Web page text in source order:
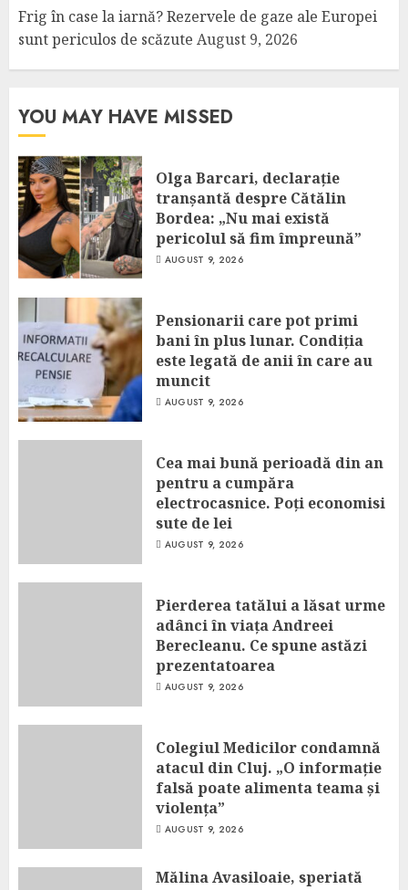
Frig în case la iarnă? Rezervele de gaze ale Europei
sunt periculos de scăzute August 9, 2026
YOU MAY HAVE MISSED
Olga Barcari, declarație
tranșantă despre Cătălin
Bordea: „Nu mai există
pericolul să fim împreună”
AUGUST 9, 2026
Pensionarii care pot primi
bani în plus lunar. Condiția
este legată de anii în care au
muncit
AUGUST 9, 2026
Cea mai bună perioadă din an
pentru a cumpăra
electrocasnice. Poți economisi
sute de lei
AUGUST 9, 2026
Pierderea tatălui a lăsat urme
adânci în viața Andreei
Berecleanu. Ce spune astăzi
prezentatoarea
AUGUST 9, 2026
Colegiul Medicilor condamnă
atacul din Cluj. „O informație
falsă poate alimenta teama și
violența”
AUGUST 9, 2026
Mălina Avasiloaie, speriată